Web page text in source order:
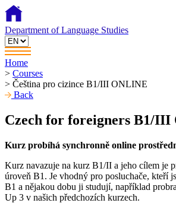
Department of Language Studies
Home
> Courses
> Čeština pro cizince B1/III ONLINE
Back
Czech for foreigners B1/
Kurz probíhá synchronně online
Kurz navazuje na kurz B1/II a jeho cílem je
úroveň B1. Je vhodný pro posluchače, kteří
B1 a nějakou dobu ji studují, například
Up 3 v našich předchozích kurzech.